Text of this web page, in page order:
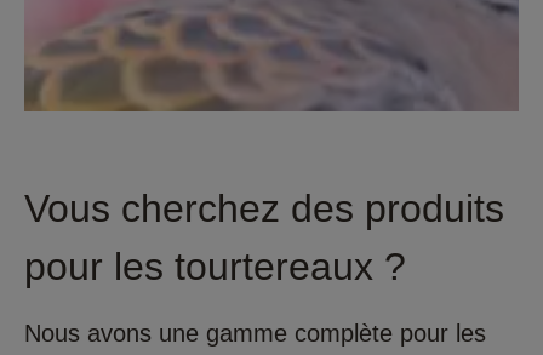
Vous cherchez des produits
pour les tourtereaux ?
Nous avons une gamme complète pour les